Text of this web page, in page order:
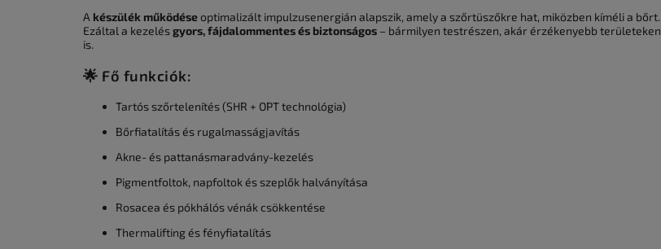
A készülék működéseoptimalizált impulzusenergián alapszik, amely a szőrtüszőkre hat, miközben kíméli a bőrt.
Ezáltal a kezelésgyors, fájdalommentes és biztonságos – bármilyen testrészen, akár érzékenyebb területeken
is.
🌟 Fő funkciók:
Tartós szőrtelenítés (SHR + OPT technológia)
Bőrfiatalítás és rugalmasságjavítás
Akne- és pattanásmaradvány-kezelés
Pigmentfoltok, napfoltok és szeplők halványítása
Rosacea és pókhálós vénák csökkentése
Thermalifting és fényfiatalítás